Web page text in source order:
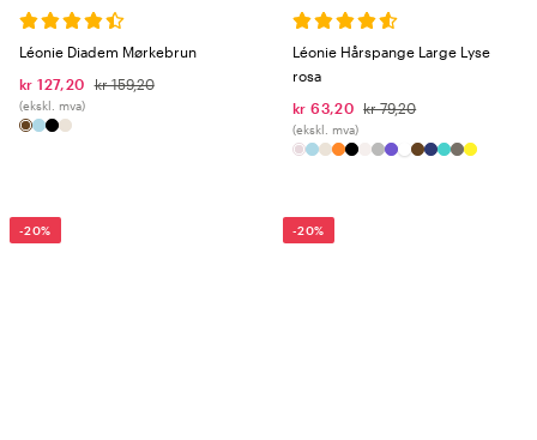
hår.
Har du ekstra langt og/eller ekstra tykt hår? Da er det denne størrelsen
du trenger. Maksimalt grep og maksimal funksjon.
Léonie Diadem Mørkebrun
kr 127,20
kr 159,20
(ekskl. mva)
Léonie Hårspange Large Lyse
rosa
kr 63,20 kr 79,20
(ekskl. mva)
-20% -20%